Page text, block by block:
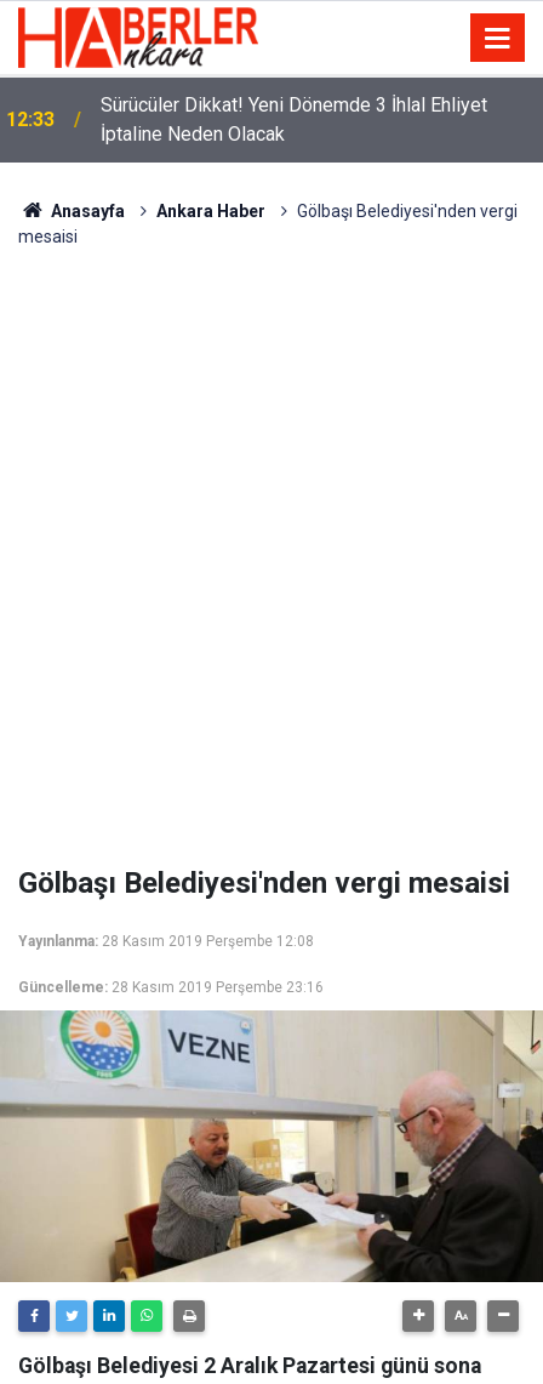
12:33
Sürücüler Dikkat! Yeni Dönemde 3 İhlal Ehliyet
İptaline Neden Olacak
Anasayfa Ankara Haber
Gölbaşı Belediyesi'nden vergi
mesaisi
Gölbaşı Belediyesi'nden vergi mesaisi
Yayınlanma: 28 Kasım 2019 Perşembe 12:08
Güncelleme: 28 Kasım 2019 Perşembe 23:16
Gölbaşı Belediyesi 2 Aralık Pazartesi günü sona